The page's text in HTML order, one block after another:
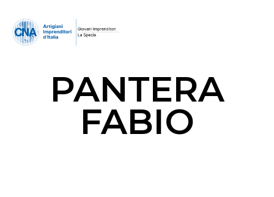
PANTERA
FABIO